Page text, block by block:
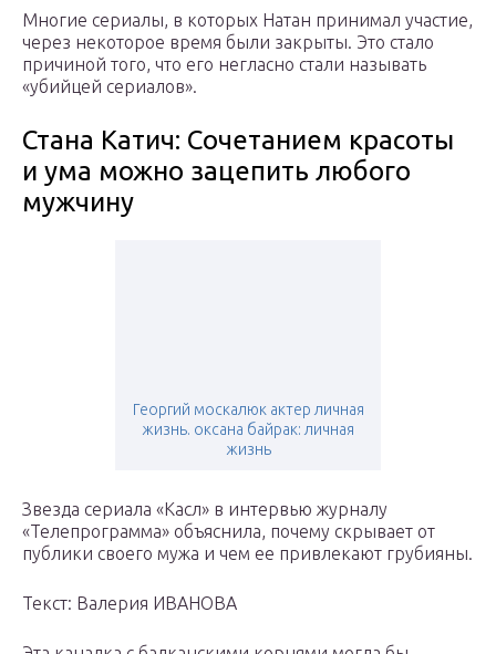
Многие сериалы, в которых Натан принимал участие,
через некоторое время были закрыты. Это стало
причиной того, что его негласно стали называть
«убийцей сериалов».
Стана Катич: Сочетанием красоты
и ума можно зацепить любого
мужчину
Георгий москалюк актер личная
жизнь. оксана байрак: личная
жизнь
Звезда сериала «Касл» в интервью журналу
«Телепрограмма» объяснила, почему скрывает от
публики своего мужа и чем ее привлекают грубияны.
Текст: Валерия ИВАНОВА